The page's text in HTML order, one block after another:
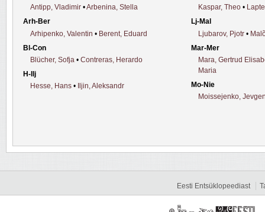
Antipp, Vladimir •Arbenina, Stella
Arh-Ber
Arhipenko, Valentin • Berent, Eduard
Bl-Con
Blücher, Sofja • Contreras, Herardo
H-Ilj
Hesse, Hans • Iljin, Aleksandr
Kaspar, Theo •
Lj-Mal
Ljubarov, Pjotr •
Mar-Mer
Mara, Gertrud
Maria
Mo-Nie
Moissejenko,
Eesti Entsüklopeediast